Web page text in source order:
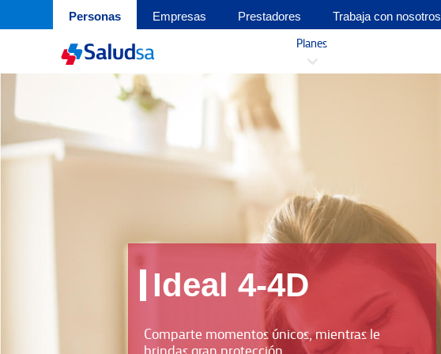
Personas Empresas Prestadores Trabaja con nosotros
Planes
3
Ideal 4-4D
Comparte momentos únicos, mientras le
brindas gran protección.